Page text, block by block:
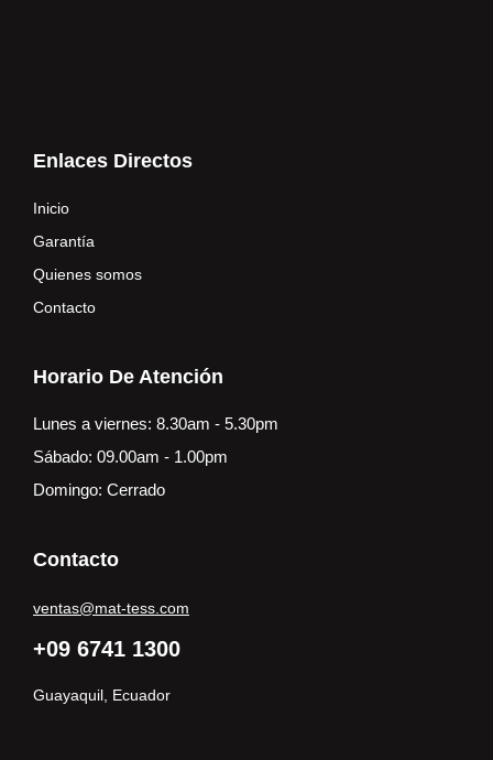
Enlaces Directos
Inicio
Garantía
Quienes somos
Contacto
Horario De Atención
Lunes a viernes: 8.30am - 5.30pm
Sábado: 09.00am - 1.00pm
Domingo: Cerrado
Contacto
Guayaquil, Ecuador
+09 6741 1300
ventas@mat-tess.com